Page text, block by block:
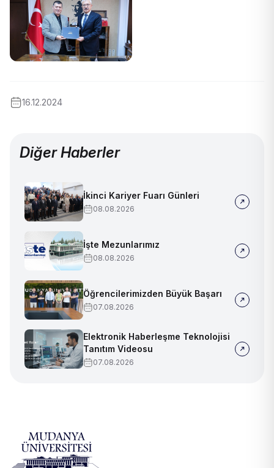
16.12.2024
Diğer Haberler
İkinci Kariyer Fuarı Günleri
08.08.2026
İşte Mezunlarımız
08.08.2026
Öğrencilerimizden Büyük Başarı
07.08.2026
Elektronik Haberleşme Teknolojisi
Tanıtım Videosu
07.08.2026